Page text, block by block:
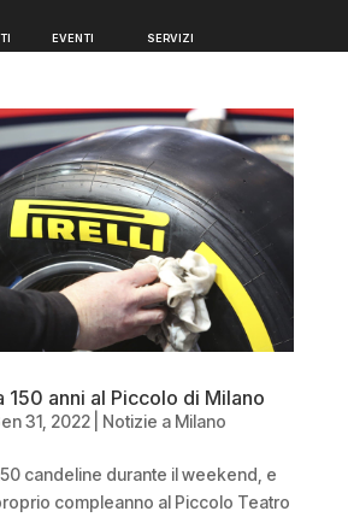
EVENTI SERVIZI
anni al Piccolo di Milano
31, 2022| Notizie a Milano
candeline durante il weekend, e
compleanno al Piccolo Teatro